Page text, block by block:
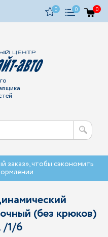
0 0 0
заказ», чтобы сэкономить
(без крюков)
/1/6